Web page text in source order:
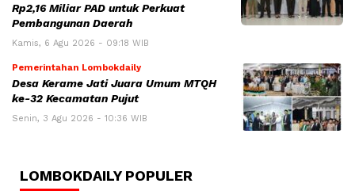
Rp2,16 Miliar PAD untuk Perkuat
Pembangunan Daerah
Kamis, 6 Agu 2026 - 09:18 WIB
Pemerintahan Lombokdaily
Desa Kerame Jati Juara Umum MTQH
ke-32 Kecamatan Pujut
Senin, 3 Agu 2026 - 10:36 WIB
LOMBOKDAILY POPULER